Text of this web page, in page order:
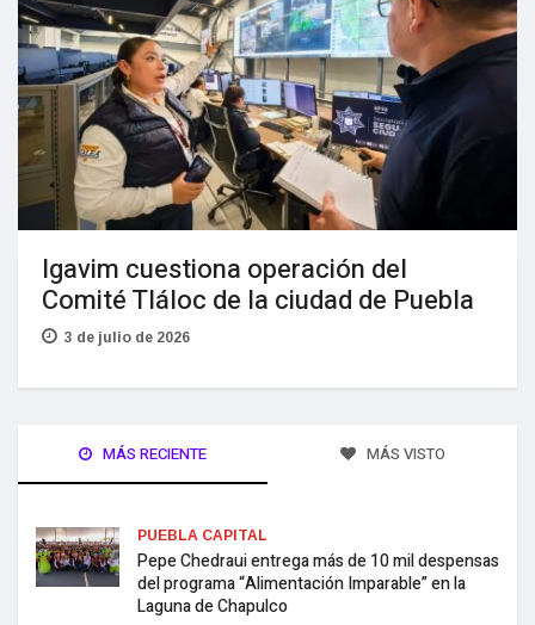
Igavim cuestiona operación del
Comité Tláloc de la ciudad de Puebla
3 de julio de 2026
MÁS RECIENTE MÁS VISTO
PUEBLA CAPITAL
Pepe Chedraui entrega más de 10 mil despensas
del programa “Alimentación Imparable” en la
Laguna de Chapulco